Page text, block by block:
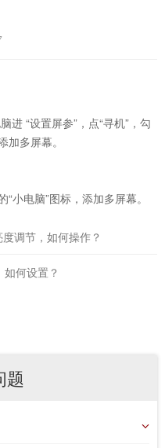
进 “设置屏参”，点“寻机”，勾
多屏幕。
小电脑”图标，添加多屏幕。
调节，如何操作？
何设置？
题